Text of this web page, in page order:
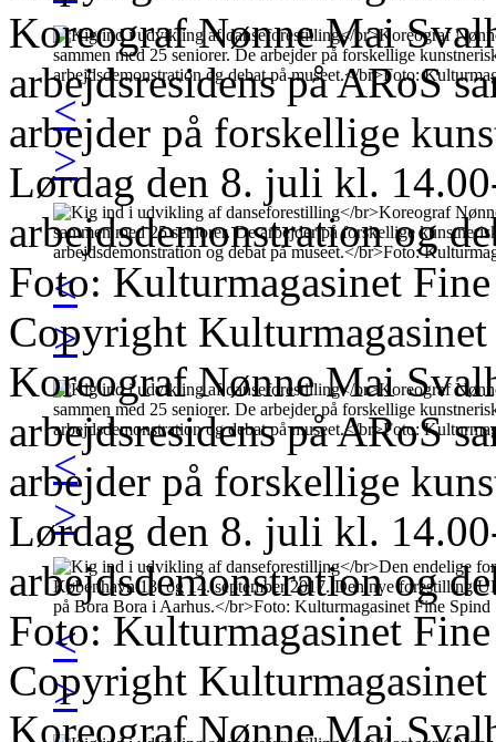
<
>
<
>
<
>
<
>
Koreograf Nønne Mai
arbejdsresidens på ARoS
arbejder på forskellige
Lørdag den 8. juli kl.
arbejdsdemonstration og
Foto: Kulturmagasinet
Copyright
Koreograf Nønne Mai
arbejdsresidens på ARoS
arbejder på forskellige
Lørdag den 8. juli kl.
arbejdsdemonstration og
Foto: Kulturmagasinet
Copyright
Koreograf Nønne Mai